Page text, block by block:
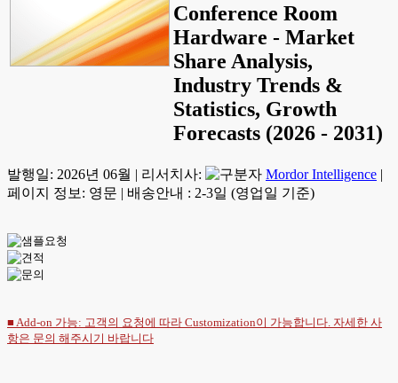
Conference Room
Hardware - Market
Share Analysis,
Industry Trends &
Statistics, Growth
Forecasts (2026 - 2031)
발행일: 2026년 06월 | 리서치사: Mordor Intelligence |
페이지 정보: 영문 | 배송안내 : 2-3일 (영업일 기준)
■ Add-on 가능: 고객의 요청에 따라 Customization이 가능합니다. 자세한 사
항은 문의 해주시기 바랍니다